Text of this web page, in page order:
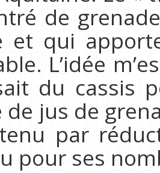
de
et qui
L’idée
du cassis
de jus de
par
pour ses